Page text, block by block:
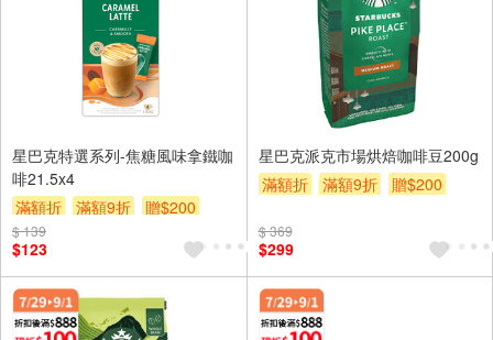
星巴克特選系列-焦糖風味拿鐵咖
啡21.5x4
滿額折
滿額9折 贈$200
$ 139
$123
星巴克派克市場烘焙咖啡豆200g
滿額折
滿額9折 贈$200
$ 369
$299